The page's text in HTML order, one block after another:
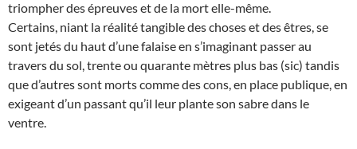
triompher des épreuves et de la mort elle-même.
Certains, niant la réalité tangible des choses et des êtres, se
sont jetés du haut d’une falaise en s’imaginant passer au
travers du sol, trente ou quarante mètres plus bas (sic) tandis
que d’autres sont morts comme des cons, en place publique, en
exigeant d’un passant qu’il leur plante son sabre dans le
ventre.